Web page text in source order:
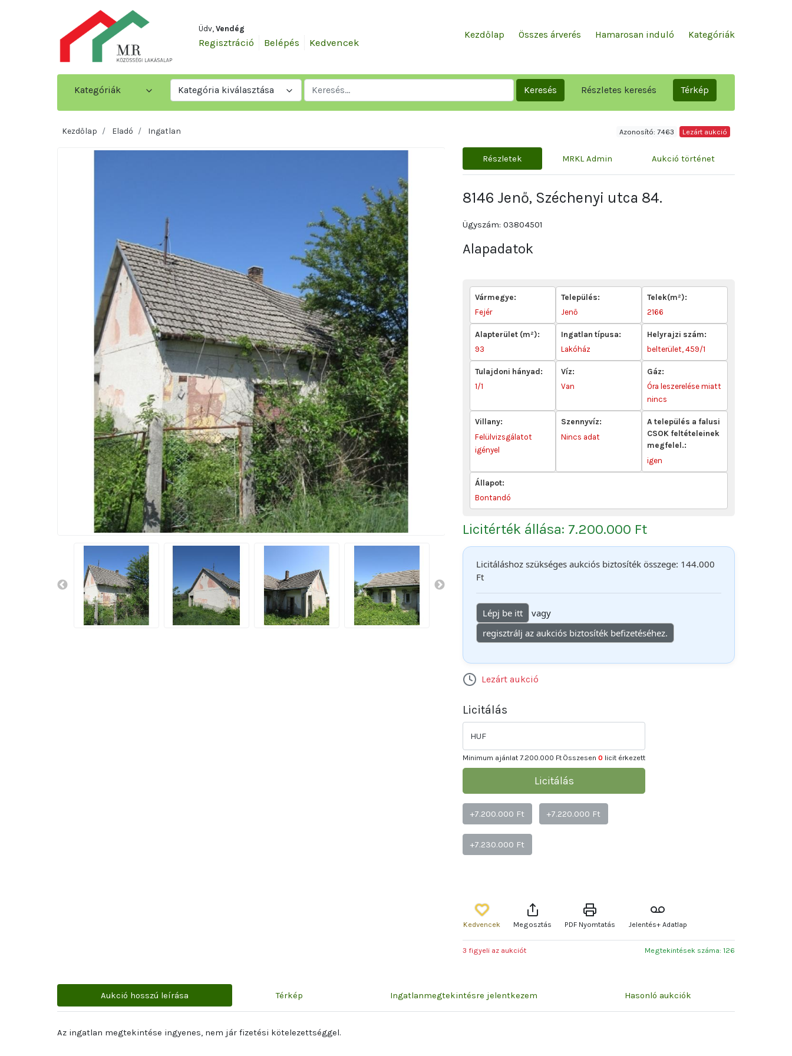
Üdv, Vendég
Regisztráció Belépés Kedvencek
Kezdőlap Összes árverés Hamarosan induló Kategóriák
Kategóriák Kategória kiválasztása Keresés Részletes keresés Térkép
Kezdőlap Eladó Ingatlan Azonosító: 7463 Lezárt aukció
Részletek MRKL Admin Aukció történet
8146 Jenő, Széchenyi utca 84.
Ügyszám: 03804501
Alapadatok
Vármegye:
Fejér
Település:
Jenő
Telek(m²):
2166
Alapterület (m²):
93
Ingatlan típusa:
Lakóház
Helyrajzi szám:
belterület, 459/1
Tulajdoni hányad:
1/1
Víz:
Van
Gáz:
Óra leszerelése miatt
nincs
Villany:
Felülvizsgálatot
igényel
Szennyvíz:
Nincs adat
A település a falusi
CSOK feltételeinek
megfelel.:
igen
Állapot:
Bontandó
Licitérték állása: 7.200.000 Ft
Licitáláshoz szükséges aukciós biztosíték összege: 144.000
Ft
Lépj be itt
vagy
regisztrálj az aukciós biztosíték befizetéséhez.
Lezárt aukció
Licitálás
HUF
Minimum ajánlat7.200.000 Ft Összesen0 licit érkezett
Licitálás
+7.200.000 Ft +7.220.000 Ft
+7.230.000 Ft
Kedvencek Megosztás PDF Nyomtatás Jelentés+ Adatlap
3 figyeli az aukciót Megtekintések száma: 126
Aukció hosszú leírása Térkép Ingatlanmegtekintésre jelentkezem Hasonló aukciók
Az ingatlan megtekintése ingyenes, nem jár fizetési kötelezettséggel.